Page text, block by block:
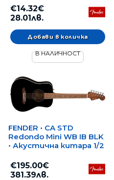
€14.32€
28.01лв.
В НАЛИЧНОСТ
FENDER • CA STD
Redondo Mini WB IB BLK
• Акустична китара 1/2
€195.00€
381.39лв.